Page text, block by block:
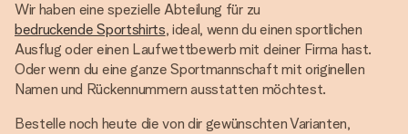
Wir haben eine spezielle Abteilung für zu
bedruckende Sportshirts, ideal, wenn du einen sportlichen
Ausflug oder einen Laufwettbewerb mit deiner Firma hast.
Oder wenn du eine ganze Sportmannschaft mit originellen
Namen und Rückennummern ausstatten möchtest.
Bestelle noch heute die von dir gewünschten Varianten,